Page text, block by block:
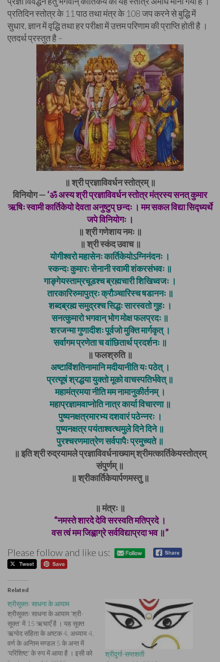
प्रतिदिन स्तोत्र के 11 पाठ तथा मंत्र के 108 जप करने से बुद्धि में
सुधार, ज्ञान में वृद्धि तथा हर परीक्षा में उत्तम परिणाम की प्राप्ति होती है ।
एतदर्थ प्रस्तुत है –
॥ श्री प्रज्ञाविवर्धन स्तोत्रम् ॥
विनियोग — ‘ॐ अस्य श्री प्रज्ञाविवर्धन स्तोत्र मंत्रस्य सनत् कुमार
ऋषिः स्वामी कार्तिकेयो देवता अनुष्टुप् छन्दः । मम सकल विद्या सिद्ध्यर्थे
जपे विनियोगः ।
॥ श्री गणेशाय नमः ॥
॥ श्री स्कंद उवाच ॥
योगीश्वरो महासेनः कार्तिकेयोऽग्निनंदनः ।
स्कन्दः कुमारः सेनानी स्वामी शंकरसंभवः ॥
गाङ्गेयस्ताम्रचूडश्च ब्रह्मचारी शिखिध्वजः ।
तारकारिरुमापुत्रः क्रौञ्चारिस्च षडाननः ॥
शब्दब्रह्म समुद्रश्च सिद्धः सारस्वतो गुहः ।
सनत्कुमारो भगवान् भोग मोक्ष फलप्रदः ॥
शरजन्मा गुणादीशः पूर्वजो मुक्ति मार्गकृत् ।
सर्वागम प्रणेता च वांछितार्थ प्रदर्शनः ॥
॥ फलश्रुति ॥
अष्‍टाविंशतिनामानि मदीयानीति यः पठेत् ।
प्रत्यूषं श्रद्धया युक्‍तो मूको वाचस्पतिर्भवेत् ॥
महामंत्रमया नीति मम नामानुकीर्तनम् ।
महाप्रज्ञामवाप्नोति नात्र कार्या विचारणा ॥
पुष्यनक्षत्रमारभ्य दशवारं पठेन्नरः ।
पुष्यनक्षत्र पयंताश्वत्थमुले दिने दिने ॥
पुरश्‍चरणमात्रेण सर्वपापैः प्रमुच्यते ॥
॥ इति श्री रुद्रयामले प्रज्ञाविवर्धनाख्याम् श्रीमत्कार्तिकेयस्तोत्रम्
संपुर्णम् ॥
॥ श्रीकार्तिकेयार्पणमस्तु ॥
॥ मंत्रः ॥
“नमस्ते शारदे देवि सरस्वति मतिप्रदे ।
वस त्वं मम जिह्वाग्रे सर्वविद्याप्रदा भव ॥”
Please follow and like us:
Related
श्रीसूक्तः साधना के आयाम
श्रीसूक्तः साधना के आयाम 'श्री-
सूक्त' में 15 ऋचाएँ है । यह सूक्त
ऋग्वेद संहिता के अष्टक 4, अध्याय 4,
वर्ण के अन्तिम मण्डल 5 के अन्त में
'परिशिष्ट' के रुप में आया है । इसी को
श्रीदुर्गा-सप्तशती